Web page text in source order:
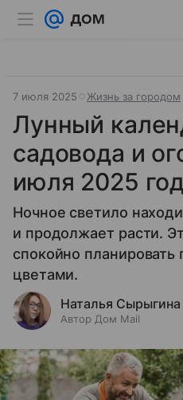
7 июля 2025 Жизнь за городом
Лунный
садовода и
июля 2025
Ночное светило
и продолжает расти.
спокойно планировать
цветами.
Наталья Сырыгина
Автор Дом Mail